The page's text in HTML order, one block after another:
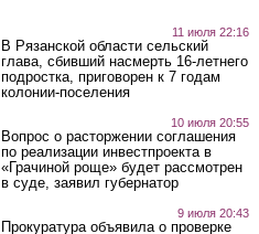
11 июля 22:16
В Рязанской области сельский
глава, сбивший насмерть 16-летнего
подростка, приговорен к 7 годам
колонии-поселения
10 июля 20:55
Вопрос о расторжении соглашения
по реализации инвестпроекта в
«Грачиной роще» будет рассмотрен
в суде, заявил губернатор
9 июля 20:43
Прокуратура объявила о проверке